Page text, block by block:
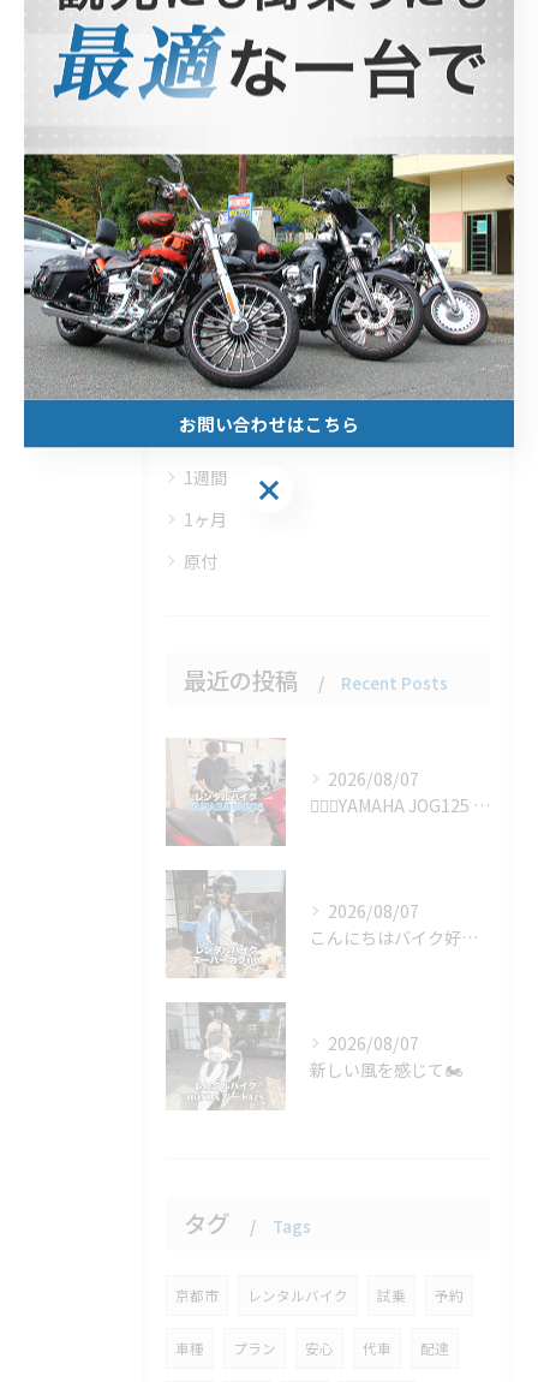
カテゴリー Categories
ホンダ
ヤマハ
スズキ
観光
北山のレンタルバイク
安い
1日
1週間
1ヶ月
原付
最近の投稿 Recent Posts
2026/08/07
🚴‍♂️✨YAMAHA JOG125 の1ヶ月レンタルをご利...
2026/08/07
こんにちはバイク好きのみなさん！🏍️🌟 今日は驚きの旅のお供...
2026/08/07
新しい風を感じて🏍️
タグ Tags
京都市 レンタルバイク 試乗 予約
車種 プラン 安心 代車 配達
お問い合わせはこちら